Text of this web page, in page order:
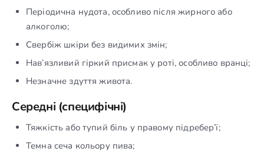
Періодична нудота, особливо після жирного або
алкоголю;
Свербіж шкіри без видимих змін;
Нав’язливий гіркий присмак у роті, особливо вранці;
Незначне здуття живота.
Середні (специфічні)
Тяжкість або тупий біль у правому підребер’ї;
Темна сеча кольору пива;